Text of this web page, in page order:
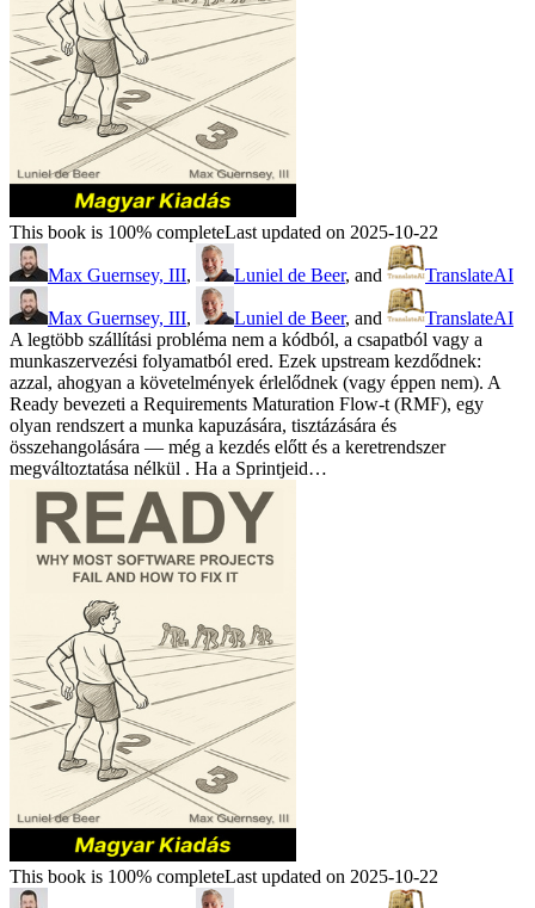
This book is 100% completeLast updated on 2025-10-22
Max Guernsey, III, Luniel de Beer, and TranslateAI
Max Guernsey, III, Luniel de Beer, and
TranslateAI
A legtöbb szállítási probléma nem a kódból, a csapatból vagy a
munkaszervezési folyamatból ered. Ezek upstream kezdődnek:
azzal, ahogyan a követelmények érlelődnek (vagy éppen nem). A
Ready bevezeti a Requirements Maturation Flow-t (RMF), egy
olyan rendszert a munka kapuzására, tisztázására és
összehangolására — még a kezdés előtt és a keretrendszer
megváltoztatása nélkül . Ha a Sprintjeid…
This book is 100% completeLast updated on 2025-10-22